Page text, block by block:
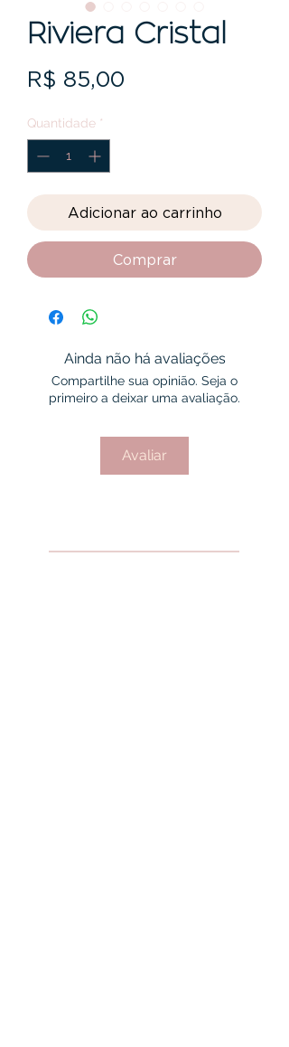
Riviera Cristal
R$ 85,00
Quantidade *
Adicionar ao carrinho
Comprar
Ainda não há avaliações
Compartilhe sua opinião. Seja o
primeiro a deixar uma avaliação.
Avaliar